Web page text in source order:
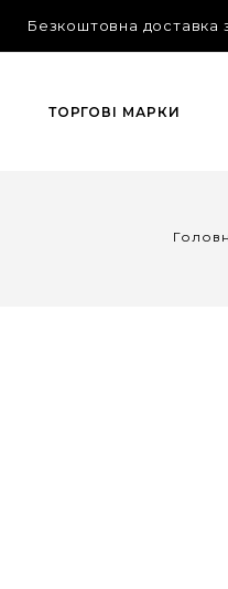
Безкоштовна доставка
ТОРГОВІ МАРКИ